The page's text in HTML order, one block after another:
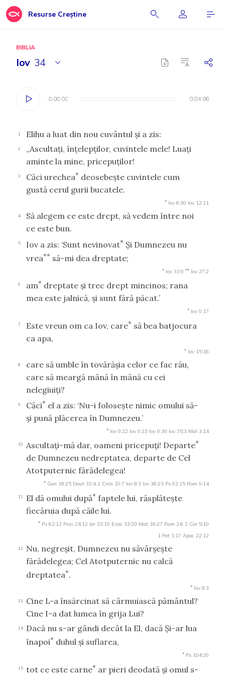
Resurse Creștine
BIBLIA
Iov 34
0:00:00 0:04:06
0:00:00 0:04:06
1 Elihu a luat din nou cuvântul şi a zis:
2
„Ascultaţi, înţelepţilor, cuvintele mele! Luaţi
aminte la mine, pricepuţilor!
3 Căci urechea* deosebeşte cuvintele cum
gustă cerul gurii bucatele.
* Iov 6:30 Iov 12:11
4
Să alegem ce este drept, să vedem între noi
ce este bun.
5 Iov a zis: ‘Sunt nevinovat* Şi Dumnezeu nu
vrea** să-mi dea dreptate;
* Iov 33:9 ** Iov 27:2
6 am* dreptate şi trec drept mincinos; rana
mea este jalnică, şi sunt fără păcat.’
* Iov 9:17
7 Este vreun om ca Iov, care* să bea batjocura
ca apa,
* Iov 15:16
8
care să umble în tovărăşia celor ce fac rău,
care să meargă mână în mână cu cei
nelegiuiţi?
9 Căci* el a zis: ‘Nu-i foloseşte nimic omului să-
şi pună plăcerea în Dumnezeu.’
* Iov 9:22 Iov 9:23 Iov 9:30 Iov 35:3 Mal 3:14
10 Ascultaţi-mă dar, oameni pricepuţi! Departe*
de Dumnezeu nedreptatea, departe de Cel
Atotputernic fărădelegea!
* Gen 18:25 Deut 32:4 2 Cron 19:7 Iov 8:3 Iov 36:23 Ps 92:15 Rom 9:14
11 El dă omului după* faptele lui, răsplăteşte
fiecăruia după căile lui.
* Ps 62:12 Prov 24:12 Ier 32:19 Ezec 33:20 Mat 16:27 Rom 2:6 2 Cor 5:10
1 Pet 1:17 Apoc 22:12
12
Nu, negreşit, Dumnezeu nu săvârşeşte
fărădelegea; Cel Atotputernic nu calcă
dreptatea*.
* Iov 8:3
13
Cine L-a însărcinat să cârmuiască pământul?
Cine I-a dat lumea în grija Lui?
14
Dacă nu s-ar gândi decât la El, dacă Şi-ar lua
înapoi* duhul şi suflarea,
* Ps 104:29
15 tot ce este carne* ar pieri deodată şi omul s-